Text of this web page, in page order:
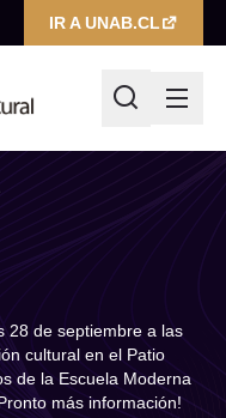
IR A UNAB.CL
28 de septiembre a las
cultural en el Patio
de la Escuela Moderna
más información!